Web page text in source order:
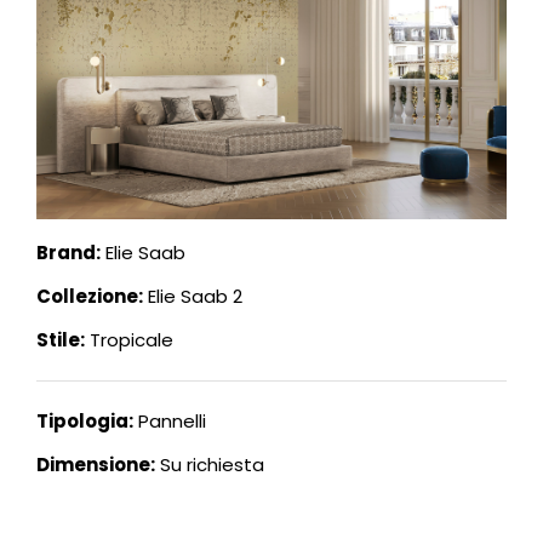
Brand:Elie Saab
Collezione:Elie Saab 2
Stile: Tropicale
Tipologia:Pannelli
Dimensione:Su richiesta